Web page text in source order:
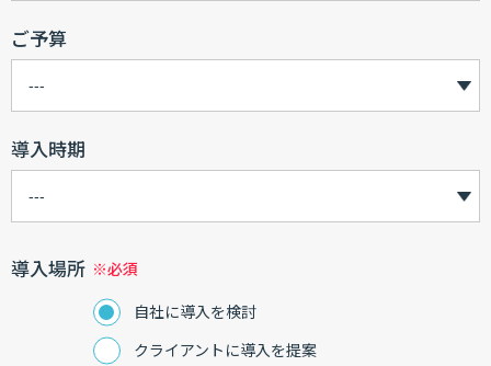
ご予算
導入時期
導入場所
自社に導入を検討
クライアントに導入を提案